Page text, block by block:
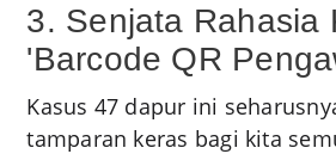
3. Senjata Rahasia
'Barcode QR
Kasus 47 dapur ini
tamparan keras bagi kita